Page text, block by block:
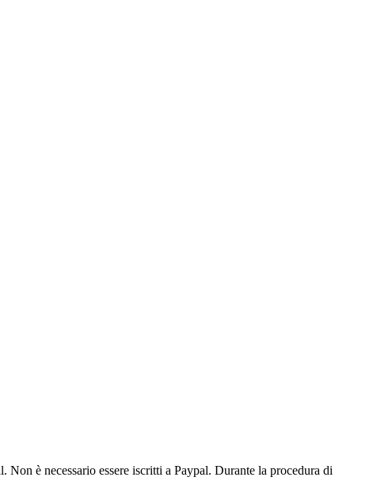
è necessario essere iscritti a Paypal. Durante la procedura di